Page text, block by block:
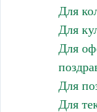
Для
Для
Для
Для
Для